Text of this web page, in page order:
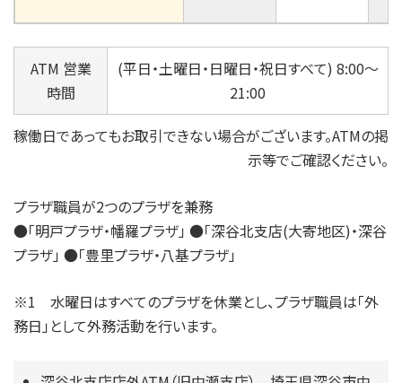
ATM 営業
時間
(平日・土曜日・日曜日・祝日すべて) 8:00～
21:00
稼働日であってもお取引できない場合がございます。ATMの掲
示等でご確認ください。
プラザ職員が2つのプラザを兼務
●「明戸プラザ・幡羅プラザ」 ●「深谷北支店(大寄地区)・深谷
プラザ」 ●「豊里プラザ・八基プラザ」
※1 水曜日はすべてのプラザを休業とし、プラザ職員は「外
務日」として外務活動を行います。